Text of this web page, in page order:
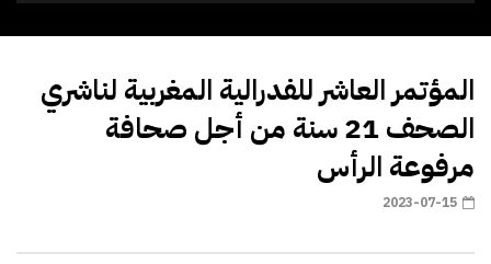
المؤتمر العاشر للفدرالية المغربية لناشري
الصحف 21 سنة من أجل صحافة
مرفوعة الرأس
2023-07-15